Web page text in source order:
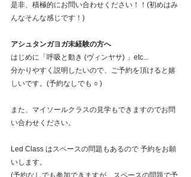
是非、積極的にお問い合わせください！！(初めはみ
んなそんな感じです！)
アシュタンガヨガ未経験の方へ
はじめに「呼吸と動き (ヴィンヤサ) 」etc...
分かりやすく説明したいので、ご予約を頂けると嬉
しいです。(予約なしでも ○ )
また、マイソールクラスの見学もできますのでお問
い合わせください。
Led Class はスペースの問題もあるので 予約をお願
いします。
(予約なしでも参加できますが、スペースの問題で予